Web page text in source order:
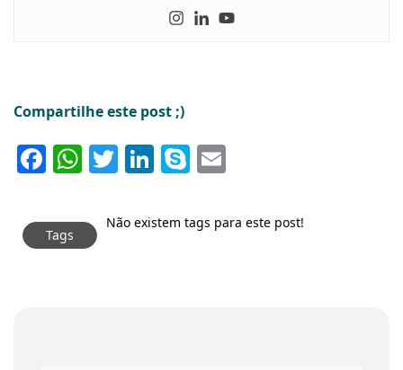
Compartilhe este post ;)
Facebook
WhatsApp
Twitter
LinkedIn
Skype
Tags
Não existem tags para este post!